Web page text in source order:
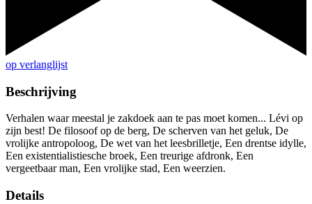
op verlanglijst
Beschrijving
Verhalen waar meestal je zakdoek aan te pas moet komen... Lévi op
zijn best! De filosoof op de berg, De scherven van het geluk, De
vrolijke antropoloog, De wet van het leesbrilletje, Een drentse idylle,
Een existentialistiesche broek, Een treurige afdronk, Een
vergeetbaar man, Een vrolijke stad, Een weerzien.
Details